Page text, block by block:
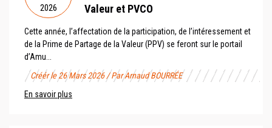
2026
Valeur et PVCO
Cette année, l’affectation de la participation, de l’intéressement et
de la Prime de Partage de la Valeur (PPV) se feront sur le portail
d’Amu...
Créér le 26 Mars 2026 / Par Arnaud BOURRÉE
En savoir plus